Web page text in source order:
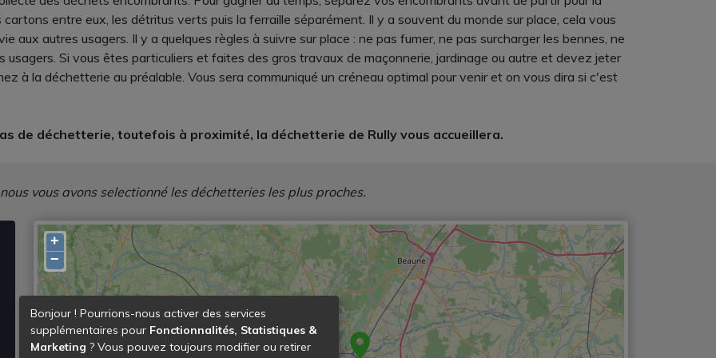
entre eux, les détritus verts puis la ferraille séparément. Il y a souvent du monde sur place, cela vous
aux autres usagers. Il y a quelques règles à suivre sur place : ne pas fumer, ne pas surcharger les bennes, ne
Si vous êtes particuliers et faites des gros travaux de maçonnerie, jardinage ou autre et devez jeter
à la déchetterie au préalable. Vous sera communiqué un créneau optimal pour venir et on vous dira si c'est
de déchetterie, toutefois à proximité, la déchetterie de Rully vous accueillera.
vous avons selectionné les déchetteries les plus proches.
+
−
Bonjour ! Pourrions-nous activer des services
supplémentaires pour Fonctionnalités, Statistiques &
Marketing ? Vous pouvez toujours modifier ou retirer